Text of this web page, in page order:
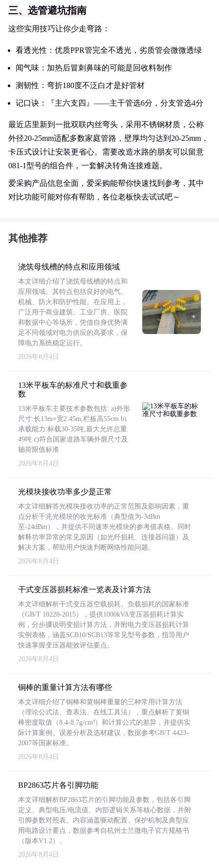
三、选管避坑指南
这些实用技巧让你少走弯路：
看透光性：优质PPR管完全不透光，劣质管会微微透绿
闻气味：加热后冒刺鼻味的可能是回收料制作
测韧性：弯折180度不泛白才是好管材
记口诀：『主六支四』——主干管选6分，分支管选4分
最近店里新到一批双联内丝弯头，采用不锈钢材质，公称
外径20-25mm适配多数家庭管路，壁厚均匀达到20-25mm，
卡压式设计让安装更省心。需要改造水路的朋友可以留意
081-1型号的组合件，一套解决转角连接难题。
爱采购产品信息全面，爱采购能帮你快速找到参考，其中
对比功能可能对你有帮助，各位老板快去试试吧～
其他推荐
浇筑母线槽的特点和应用领域
本文详细介绍了浇筑母线槽的特点和
应用领域。其特点包括良好的电气、
机械、防火和防护性能。在应用上，
广泛用于商业建筑、工业厂房、医院
和数据中心等场所，凭借自身优势满
足不同领域对电力供应的高要求，保
障电力系统稳定运行。
2026年8月4日
13米平板车的标准尺寸和载重参
数
13米平板车主要技术参数包括: a)外形
尺寸:长13m×宽2.45m,栏板高55cm b)
承载能力:标载30-35吨,最大允许总重
49吨 c)符合国家道路车辆外廓尺寸及
轴荷限值标准
2026年8月4日
光模块接收功率多少是正常
本文详细解答光模块接收功率的正常范围及影响因素，重
点分析千兆光模块的收光标准（典型值为-3dBm
至-24dBm），并提供不同速率光模块的参考值表格。同时
解释功率异常的常见原因（如光纤损耗、连接器问题）及
解决方案，帮助用户快速判断网络性能问题。
2026年8月4日
干式变压器损耗标准一览表及计算方法
本文详细解析干式变压器空载损耗、负载损耗的国家标准
（GB/T 10228-2015），提供1000kVA变压器损耗计算实
例，分步骤说明变损计算方法，并附电力变压器损耗计算
实例表格，涵盖SCB10/SCB13等常见型号参数，指导用户
快速掌握变压器能效评估要点。
2026年8月4日
铜棒的重量计算方法有哪些
本文详细介绍了铜棒和黄铜棒重量的三种常用计算方法
（理论公式法、查表法、在线工具法），重点解析了黄铜
棒密度取值（8.4-8.7g/cm³）和计算公式的差异，并提供实
际计算案例、误差分析及选材建议，数据参考GB/T 4423-
2007等国家标准。
2026年8月4日
BP2863芯片各引脚功能
本文详细解析BP2863芯片的引脚功能及参数，包括各引脚
定义、典型电压/电流值、内部逻辑关系等核心数据，并附
引脚参数对照表。内容涵盖驱动配置、保护机制及典型应
用电路设计要点，数据参考自杭州士兰微电子官方规格书
（版本V1.2）。
2026年8月4日